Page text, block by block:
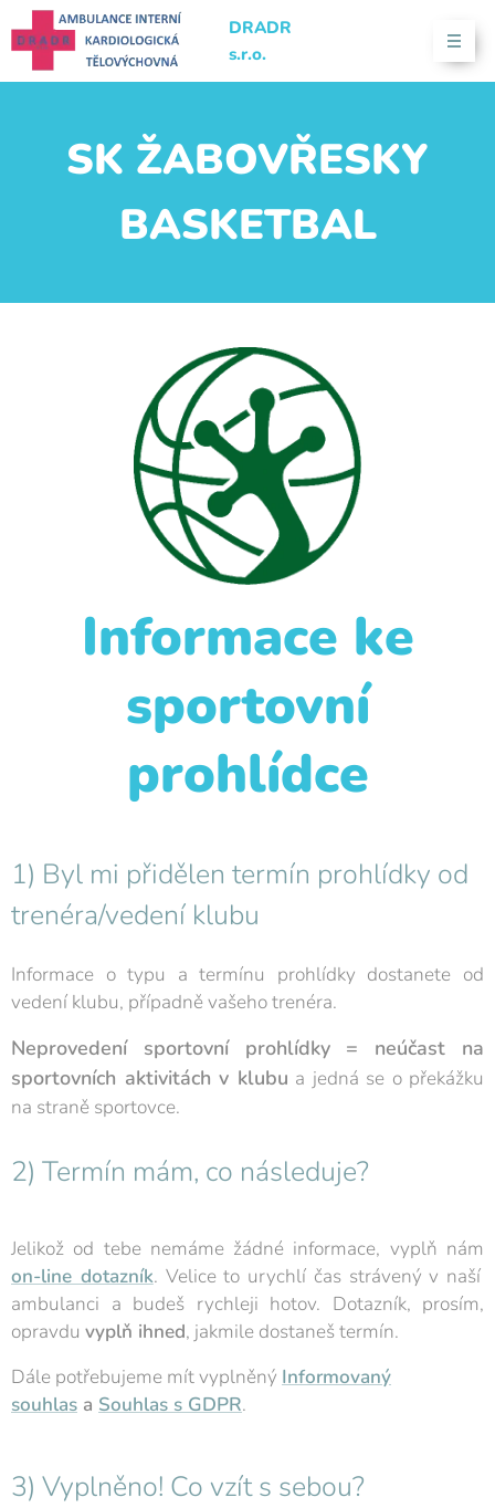
DRADR
s.r.o.
SK ŽABOVŘESKY
BASKETBAL
Informace ke
sportovní
prohlídce
1) Byl mi přidělen termín prohlídky od
trenéra/vedení klubu
Informace o typu a termínu prohlídky dostanete od
vedení klubu, případně vašeho trenéra.
Neprovedení sportovní prohlídky = neúčast na
sportovních aktivitách v klubu a jedná se o překážku
na straně sportovce.
2) Termín mám, co následuje?
Jelikož od tebe nemáme žádné informace, vyplň nám
on-line dotazník. Velice to urychlí čas strávený v naší
ambulanci a budeš rychleji hotov. Dotazník, prosím,
opravdu vyplň ihned, jakmile dostaneš termín.
Dále potřebujeme mít vyplněný Informovaný
souhlas a Souhlas s GDPR.
3) Vyplněno! Co vzít s sebou?